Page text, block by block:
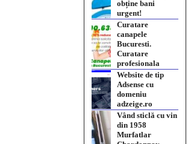
obține bani
urgent!
Curatare
canapele
Bucuresti.
Curatare
profesionala
Website de tip
Adsense cu
domeniu
adzeige.ro
Vând sticlă cu vin
din 1958
Murfatlar